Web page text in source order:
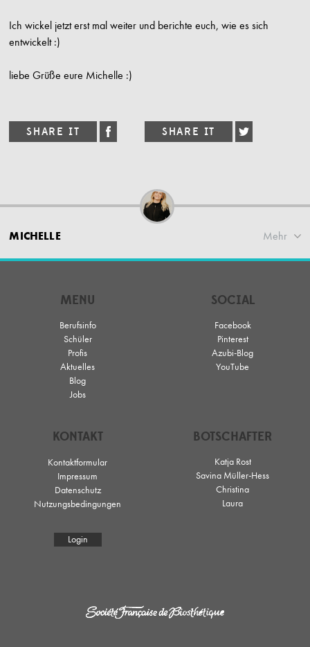
Ich wickel jetzt erst mal weiter und berichte euch, wie es sich
entwickelt :)
liebe Grüße eure Michelle :)
MICHELLE Mehr
MENU
Berufsinfo
Schüler
Profis
Aktuelles
Blog
Jobs
SOCIAL
Facebook
Pinterest
Azubi-Blog
YouTube
KONTAKT
Kontaktformular
Impressum
Datenschutz
Nutzungsbedingungen
Login
BOTSCHAFTER
Katja Rost
Savina Müller-Hess
Christina
Laura